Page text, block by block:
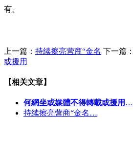
有。
上一篇： 持续擦亮营商“金名 下一篇：
或援用
【相关文章】
何網坐或媒體不得轉載或援用 …
持续擦亮营商“金名…